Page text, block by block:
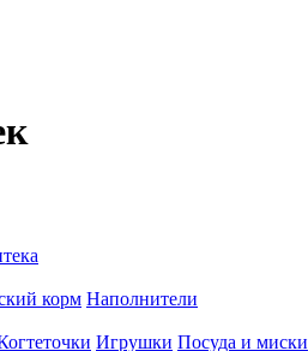
корм Наполнители
Игрушки Посуда и миски